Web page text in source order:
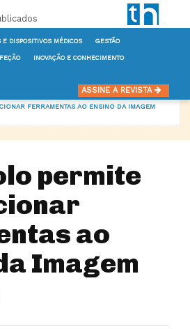
E DISPOSITIVOS MÉDICOS GESTÃO
INOVAÇÃO E CONHECIMENTO
ASSINE A REVISTA
FERRAMENTAS AO ENSINO DA IMAGEM
permite
ao
Imagem